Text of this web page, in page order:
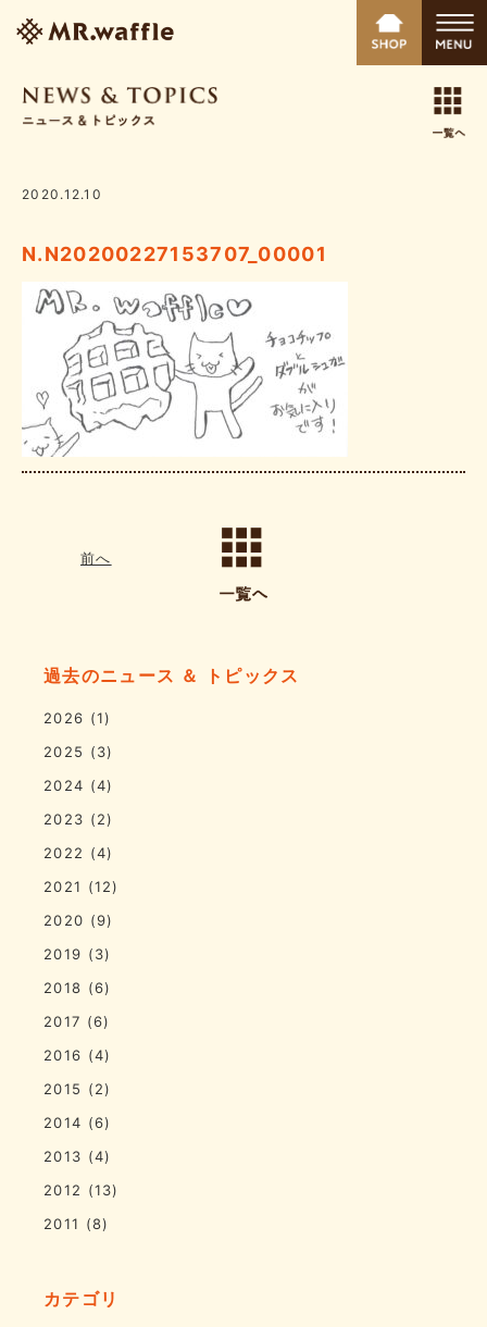
2020.12.10
N.N20200227153707_00001
前へ
過去のニュース ＆ トピックス
2026 (1)
2025 (3)
2024 (4)
2023 (2)
2022 (4)
2021 (12)
2020 (9)
2019 (3)
2018 (6)
2017 (6)
2016 (4)
2015 (2)
2014 (6)
2013 (4)
2012 (13)
2011 (8)
カテゴリ